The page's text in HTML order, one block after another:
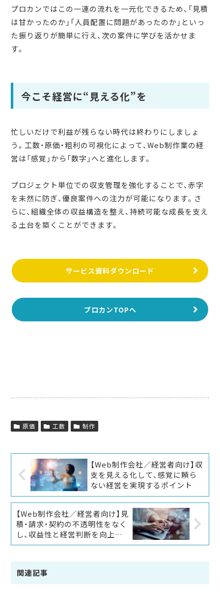
プロカンではこの一連の流れを一元化できるため、「見積
は甘かったのか」「人員配置に問題があったのか」といっ
た振り返りが簡単に行え、次の案件に学びを活かせま
す。
今こそ経営に“見える化”を
忙しいだけで利益が残らない時代は終わりにしましょ
う。工数・原価・粗利の可視化によって、Web制作業の経
営は「感覚」から「数字」へと進化します。
プロジェクト単位での収支管理を強化することで、赤字
を未然に防ぎ、優良案件への注力が可能になります。さ
らに、組織全体の収益構造を整え、持続可能な成長を支え
る土台を築くことができます。
サービス資料ダウンロード
プロカンTOPへ
原価 工数 制作
【Web制作会社／経営者向け】収
支を見える化して、感覚に頼ら
ない経営を実現するポイント
【Web制作会社／経営者向け】見
積・請求・契約の不透明性をなく
し、収益性と経営判断を向上さ
せる方法
関連記事